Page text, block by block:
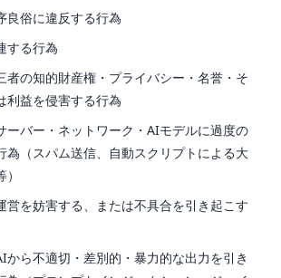
良俗に違反する行為
する行為
者の知的財産権・プライバシー・名誉・そ
利益を侵害する行為
ーバー・ネットワーク・AIモデルに過度の
為（スパム送信、自動スクリプトによる大
営を妨害する、または不具合を引き起こす
から不適切・差別的・暴力的な出力を引き